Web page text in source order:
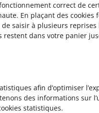
correct de
En plaçant des
de saisir à plusieurs
dans votre panier
afin d’optimiser
des informations sur
statistiques.